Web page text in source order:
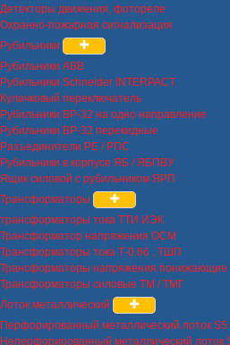
Детекторы движения, фотореле
Охранно-пожарная сигнализация
Рубильники
Рубильники ABB
Рубильники Schneider INTERPACT
Кулачковый переключатель
Рубильники ВР-32 на одно направление
Рубильники ВР-32 перекидные
Разъединители РЕ / РПС
Рубильники в корпусе ЯБ / ЯБПВУ
Ящик силовой с рубильником ЯРП
Трансформаторы
трансформаторы тока ТТИ ИЭК
Трансформатор напряжения ОСМ
Трансформаторы тока Т-0.66 , ТШП
Трансформаторы напряжения
Трансформаторы силовые ТМ / ТМГ
Лоток металлический
Перфорированный металлический лоток S5
Неперфорированный металлический лоток